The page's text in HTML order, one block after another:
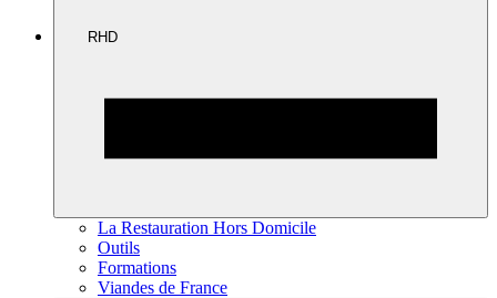
RHD
La Restauration Hors Domicile
Outils
Formations
Viandes de France